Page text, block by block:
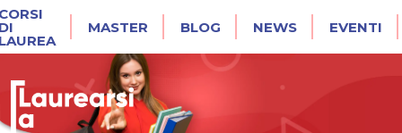
MASTER BLOG NEWS EVENTI